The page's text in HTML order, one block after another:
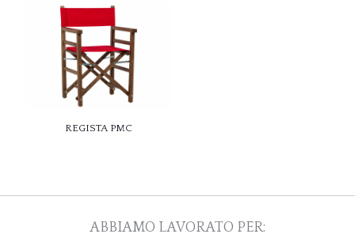
REGISTA PMC
ABBIAMO LAVORATO PER: